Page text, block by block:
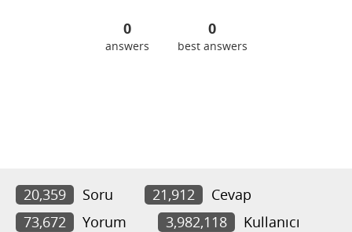
0
answers
0
best answers
20,359 Soru 21,912
Cevap
73,672
Yorum 3,982,118 Kullanıcı